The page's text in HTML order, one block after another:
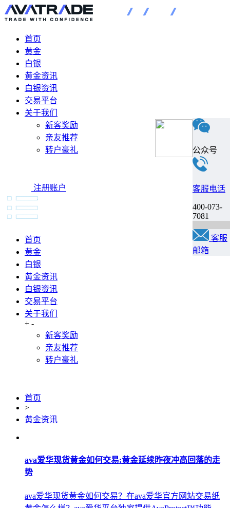
首页
黄金
白银
黄金资讯
白银资讯
交易平台
关于我们
新客奖励
亲友推荐
转户豪礼
注册账户
首页
黄金
白银
黄金资讯
白银资讯
交易平台
关于我们
+ -
新客奖励
亲友推荐
转户豪礼
首页
>
黄金资讯
ava爱华现货黄金如何交易:黄金延续昨夜冲高回落的走
势
ava爱华现货黄金如何交易？在ava爱华官方网站交易纸
公众号
客服电话
400-073-
7081
客服
邮箱